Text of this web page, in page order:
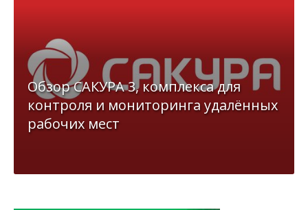
Обзор САКУРА 3, комплекса для
контроля и мониторинга удалённых
рабочих мест